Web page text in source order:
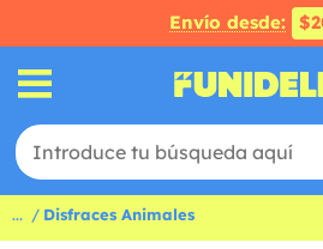
Envío desde:
... Disfraces Animales